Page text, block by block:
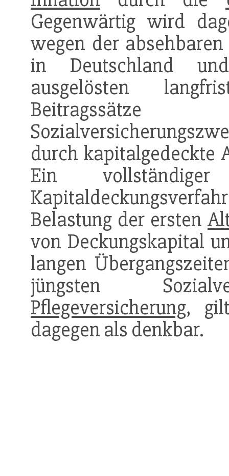
Gegenwärtig wird
wegen der
in Deutschland
ausgelösten
durch kapitalgedeckte
Ein
Belastung der ersten
von Deckungskapital
langen
jüngsten
Pflegeversicherung,
dagegen als denkbar.